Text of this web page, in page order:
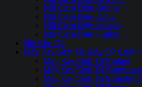
Nồi Cơm Điện Benny
Nồi Cơm Điện Jiplai
Nồi Cơm Điện Matika
Nồi Cơm Điện Fujika
Nồi Kho Cá
Máy Xay Sinh Tố ,Máy ÉP Chậm
Máy Xay Sinh Tố Philips
Máy Xay Sinh Tố Sunhouse
Máy Xay Sinh Tố Bluestone